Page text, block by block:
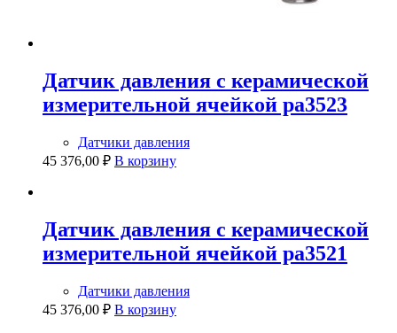
Датчик давления с керамической
измерительной ячейкой pa3523
Датчики давления
45 376,00 ₽ В корзину
Датчик давления с керамической
измерительной ячейкой pa3521
Датчики давления
45 376,00 ₽ В корзину